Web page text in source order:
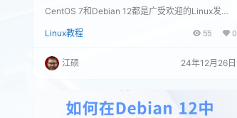
需求的Linux发行版
CentOS 7和Debian 12都是广受欢迎的Linux发行
适合的操作系统尤为重要。在推荐Debian 12而非
最近的发展动态。 CentOS 7及其挑战 生命周期和
更新支持： CentOS 7的支持周期预计到2024年6
更新或维护。这对大多数生产环境而言是…
Linux教程 55 0
江硕 24年12月26日